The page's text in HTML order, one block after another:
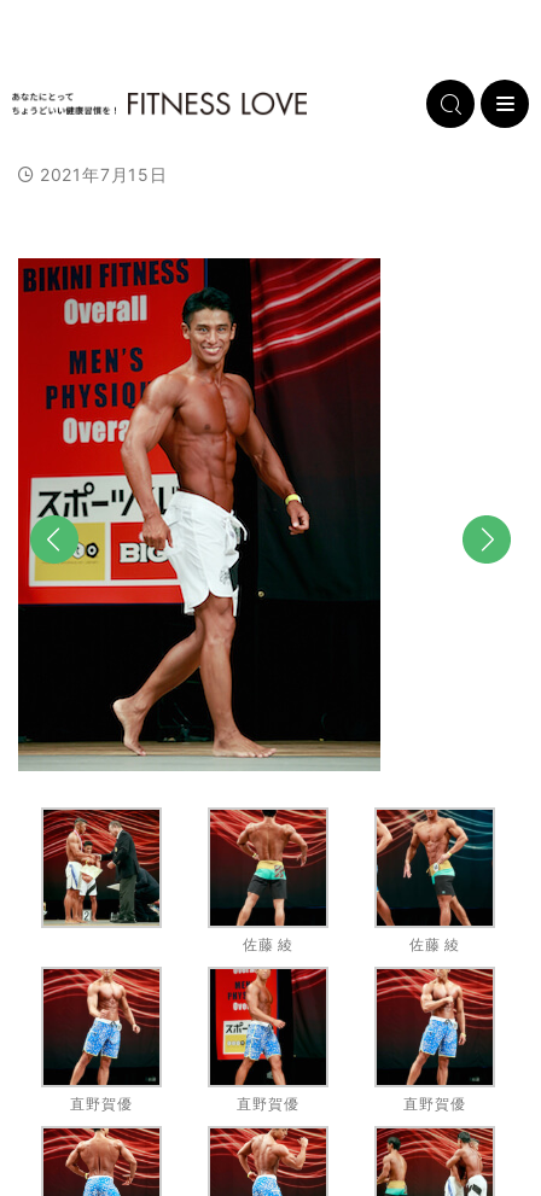
2021年7月15日
前へ
佐藤 綾 佐藤 綾
直野賀優 直野賀優 直野賀優